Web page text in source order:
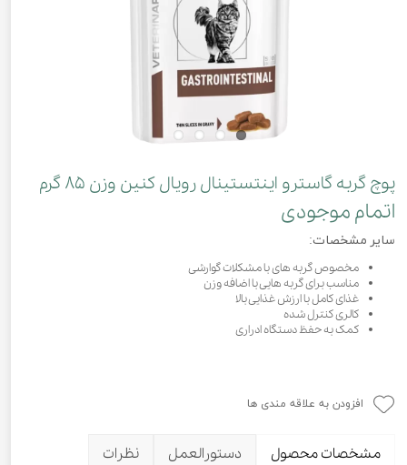
پوچ گربه گاسترو اینتستینال رویال کنین وزن ۸۵ گرم
اتمام موجودی
سایر مشخصات:
مخصوص گربه های با مشکلات گوارشی
مناسب برای گربه هایی با اضافه وزن
غذای کامل با ارزش غذایی بالا
کالری کنترل شده
کمک به حفظ دستگاه ادراری
افزودن به علاقه مندی ها
مشخصات محصول دستورالعمل نظرات